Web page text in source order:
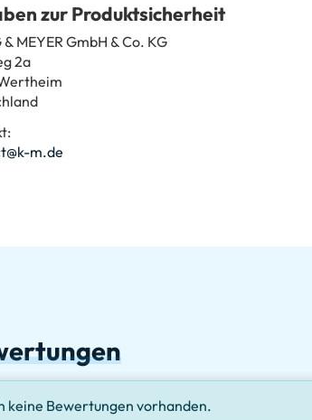
zur Produktsicherheit
& MEYER GmbH & Co. KG
2a
m.de
keine Bewertungen vorhanden.